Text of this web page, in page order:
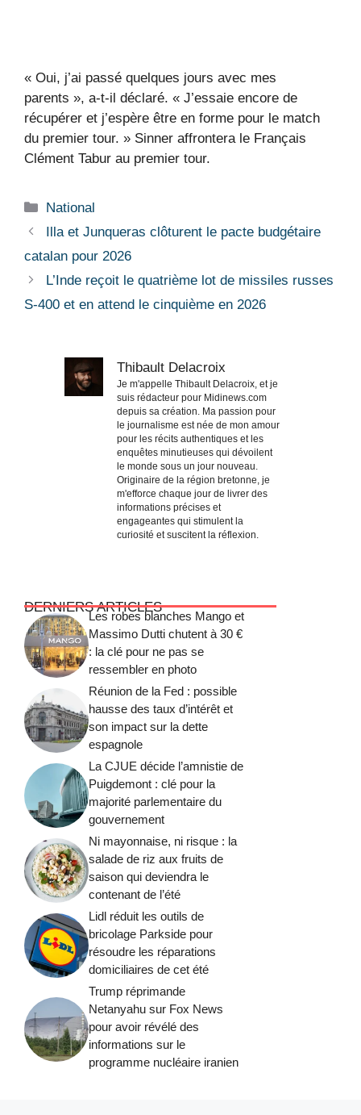
« Oui, j’ai passé quelques jours avec mes
parents », a-t-il déclaré. « J’essaie encore de
récupérer et j’espère être en forme pour le match
du premier tour. » Sinner affrontera le Français
Clément Tabur au premier tour.
Catégories
National
Illa et Junqueras clôturent le pacte budgétaire
catalan pour 2026
L’Inde reçoit le quatrième lot de missiles russes
S-400 et en attend le cinquième en 2026
Thibault Delacroix
Je m'appelle Thibault Delacroix, et je
suis rédacteur pour Midinews.com
depuis sa création. Ma passion pour
le journalisme est née de mon amour
pour les récits authentiques et les
enquêtes minutieuses qui dévoilent
le monde sous un jour nouveau.
Originaire de la région bretonne, je
m'efforce chaque jour de livrer des
informations précises et
engageantes qui stimulent la
curiosité et suscitent la réflexion.
DERNIERS ARTICLES
Les robes blanches Mango et
Massimo Dutti chutent à 30 €
: la clé pour ne pas se
ressembler en photo
Réunion de la Fed : possible
hausse des taux d’intérêt et
son impact sur la dette
espagnole
La CJUE décide l’amnistie de
Puigdemont : clé pour la
majorité parlementaire du
gouvernement
Ni mayonnaise, ni risque : la
salade de riz aux fruits de
saison qui deviendra le
contenant de l’été
Lidl réduit les outils de
bricolage Parkside pour
résoudre les réparations
domiciliaires de cet été
Trump réprimande
Netanyahu sur Fox News
pour avoir révélé des
informations sur le
programme nucléaire iranien